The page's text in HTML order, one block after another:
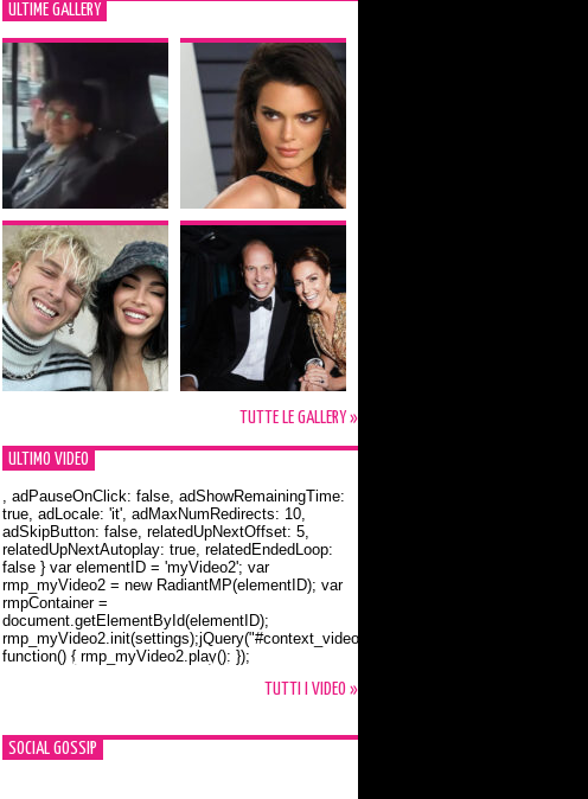
ULTIME GALLERY
TUTTE LE GALLERY »
ULTIMO VIDEO
Orlando Bloom e la t-shirt dedicata a Flynn
, adPauseOnClick: false, adShowRemainingTime:
true, adLocale: 'it', adMaxNumRedirects: 10,
adSkipButton: false, relatedUpNextOffset: 5,
relatedUpNextAutoplay: true, relatedEndedLoop:
false } var elementID = 'myVideo2'; var
rmp_myVideo2 = new RadiantMP(elementID); var
rmpContainer =
document.getElementById(elementID);
rmp_myVideo2.init(settings);jQuery("#context_video2").one("mouseover",
function() { rmp_myVideo2.play(); });
TUTTI I VIDEO »
SOCIAL GOSSIP